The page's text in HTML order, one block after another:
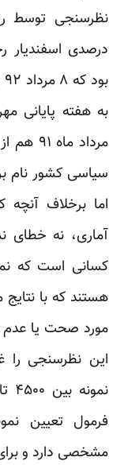
مرداد
سیاسی کشور نام
اما برخلاف
آماری، نه خطای
کسانی است که
هستند که با
مورد صحت یا عدم
این نظرسنجی را
فرمول تعیین
مشخصی دارد و